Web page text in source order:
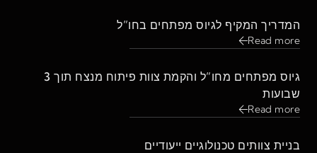
המדריך המקיף לגיוס מפתחים בחו”ל
Read more
גיוס מפתחים מחו”ל והקמת צוות פיתוח מנצח תוך 3
שבועות
Read more
בניית צוותים טכנולוגיים ייעודיים